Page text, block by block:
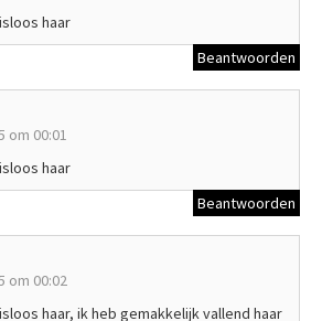
haar
Beantwoorden
om 00:01
haar
Beantwoorden
om 00:02
haar, ik heb gemakkelijk vallend haar